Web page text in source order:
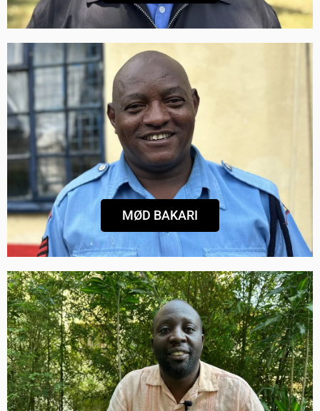
BAKARI GALANA FRA NAKURU
Politibetjent, har været med til at indsamle
400 knive
MØD BAKARI
BEN OUKO FRA NAIROBI
Leder en NGO i slumområdet Kibera,
bekæmper vold med dialog